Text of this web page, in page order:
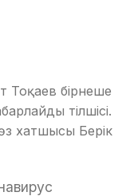
Тоқаев бірнеше
тілшісі.
хатшысы Берік